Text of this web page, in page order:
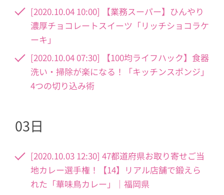
[2020.10.04 10:00] 【業務スーパー】ひんやり
濃厚チョコレートスイーツ「リッチショコラケ
ーキ」
[2020.10.04 07:30] 【100均ライフハック】食器
洗い・掃除が楽になる！「キッチンスポンジ」
4つの切り込み術
03日
[2020.10.03 12:30] 47都道府県お取り寄せご当
地カレー選手権！【14】リアル店舗で鍛えら
れた「華味鳥カレー」｜福岡県